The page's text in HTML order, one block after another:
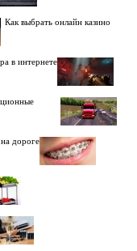
Как выбрать онлайн казино
в интернете
дороге